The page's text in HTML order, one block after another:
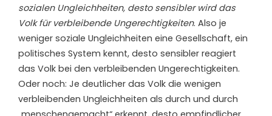
sozialen Ungleichheiten, desto sensibler wird das
Volk für verbleibende Ungerechtigkeiten. Also je
weniger soziale Ungleichheiten eine Gesellschaft, ein
politisches System kennt, desto sensibler reagiert
das Volk bei den verbleibenden Ungerechtigkeiten.
Oder noch: Je deutlicher das Volk die wenigen
verbleibenden Ungleichheiten als durch und durch